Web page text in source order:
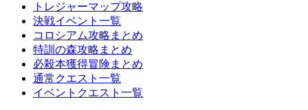
トレジャーマップ攻略
決戦イベント一覧
コロシアム攻略まとめ
特訓の森攻略まとめ
必殺本獲得冒険まとめ
通常クエスト一覧
イベントクエスト一覧